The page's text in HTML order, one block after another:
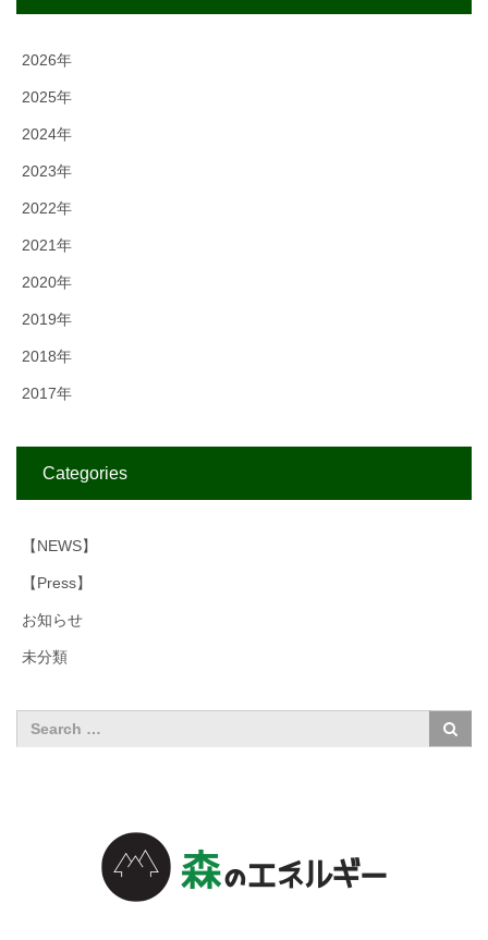
2026年
2025年
2024年
2023年
2022年
2021年
2020年
2019年
2018年
2017年
Categories
【NEWS】
【Press】
お知らせ
未分類